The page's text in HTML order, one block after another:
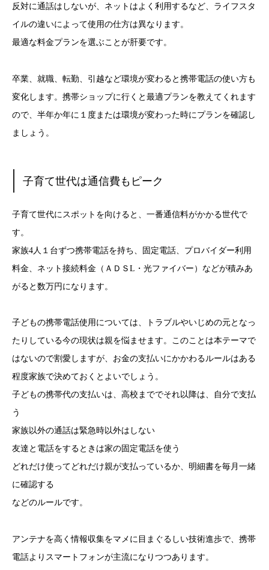
反対に通話はしないが、ネットはよく利用するなど、ライフスタ
イルの違いによって使用の仕方は異なります。
最適な料金プランを選ぶことが肝要です。
卒業、就職、転勤、引越など環境が変わると携帯電話の使い方も
変化します。携帯ショップに行くと最適プランを教えてくれます
ので、半年か年に１度または環境が変わった時にプランを確認し
ましょう。
子育て世代は通信費もピーク
子育て世代にスポットを向けると、一番通信料がかかる世代で
す。
家族4人１台ずつ携帯電話を持ち、固定電話、プロバイダー利用
料金、ネット接続料金（ＡＤＳL・光ファイバー）などが積みあ
がると数万円になります。
子どもの携帯電話使用については、トラブルやいじめの元となっ
たりしている今の現状は親を悩ませます。このことは本テーマで
はないので割愛しますが、お金の支払いにかかわるルールはある
程度家族で決めておくとよいでしょう。
子どもの携帯代の支払いは、高校まででそれ以降は、自分で支払
う
家族以外の通話は緊急時以外はしない
友達と電話をするときは家の固定電話を使う
どれだけ使ってどれだけ親が支払っているか、明細書を毎月一緒
に確認する
などのルールです。
アンテナを高く情報収集をマメに 目まぐるしい技術進歩で、携帯
電話よりスマートフォンが主流になりつつあります。